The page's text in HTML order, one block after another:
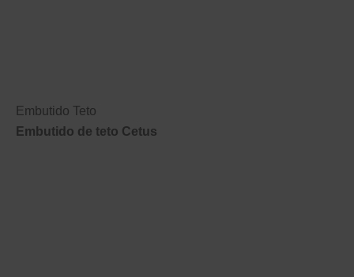
Embutido Teto
Embutido de teto Cetus